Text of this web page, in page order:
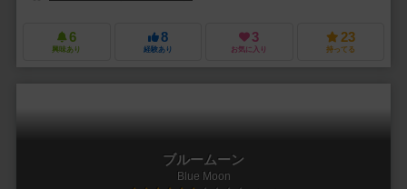
6
興味あり
8
経験あり
3
お気に入り
23
持ってる
ブルームーン
Blue Moon